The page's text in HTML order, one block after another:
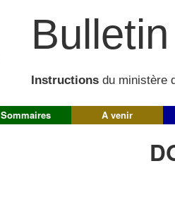
Instructions du ministère
Sommaires A venir